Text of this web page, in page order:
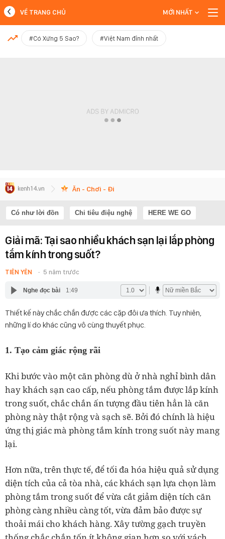
MỚI NHẤT
VỀ TRANG CHỦ MỚI NHẤT
#Có Xứng 5 Sao? #Việt Nam đỉnh nhất
Ăn - Chơi - Đi
Có như lời đồn Chi tiêu điệu nghệ HERE WE GO
Giải mã: Tại sao nhiều khách sạn lại lắp phòng
tắm kính trong suốt?
TIÊN YÊN 5 năm trước
Nghe đọc bài 1:49
Thiết kế này chắc chắn được các cặp đôi ưa thích. Tuy nhiên,
những lí do khác cũng vô cùng thuyết phục.
1. Tạo cảm giác rộng rãi
Khi bước vào một căn phòng dù ở nhà nghỉ bình dân
hay khách sạn cao cấp, nếu phòng tắm được lắp kính
trong suốt, chắc chắn ấn tượng đầu tiên hẳn là căn
phòng này thật rộng và sạch sẽ. Bởi đó chính là hiệu
ứng thị giác mà phòng tắm kính trong suốt này mang
lại.
Hơn nữa, trên thực tế, để tối đa hóa hiệu quả sử dụng
diện tích của cả tòa nhà, các khách sạn lựa chọn làm
phòng tắm trong suốt để vừa cắt giảm diện tích căn
phòng càng nhiều càng tốt, vừa đảm bảo được sự
thoải mái cho khách hàng. Xây tường gạch truyền